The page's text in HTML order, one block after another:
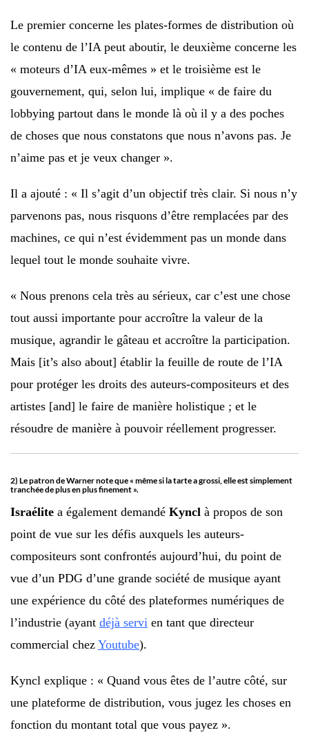
Le premier concerne les plates-formes de distribution où
le contenu de l’IA peut aboutir, le deuxième concerne les
« moteurs d’IA eux-mêmes » et le troisième est le
gouvernement, qui, selon lui, implique « de faire du
lobbying partout dans le monde là où il y a des poches
de choses que nous constatons que nous n’avons pas. Je
n’aime pas et je veux changer ».
Il a ajouté : « Il s’agit d’un objectif très clair. Si nous n’y
parvenons pas, nous risquons d’être remplacées par des
machines, ce qui n’est évidemment pas un monde dans
lequel tout le monde souhaite vivre.
« Nous prenons cela très au sérieux, car c’est une chose
tout aussi importante pour accroître la valeur de la
musique, agrandir le gâteau et accroître la participation.
Mais [it’s also about] établir la feuille de route de l’IA
pour protéger les droits des auteurs-compositeurs et des
artistes [and] le faire de manière holistique ; et le
résoudre de manière à pouvoir réellement progresser.
2) Le patron de Warner note que « même si la tarte a grossi, elle est simplement
tranchée de plus en plus finement ».
Israélite a également demandé Kyncl à propos de son
point de vue sur les défis auxquels les auteurs-
compositeurs sont confrontés aujourd’hui, du point de
vue d’un PDG d’une grande société de musique ayant
une expérience du côté des plateformes numériques de
l’industrie (ayant déjà servi en tant que directeur
commercial chez Youtube).
Kyncl explique : « Quand vous êtes de l’autre côté, sur
une plateforme de distribution, vous jugez les choses en
fonction du montant total que vous payez ».